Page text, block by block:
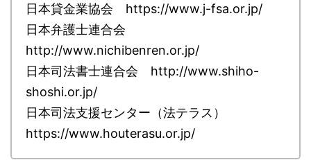
日本貸金業協会 https://www.j-fsa.or.jp/
日本弁護士連合会
http://www.nichibenren.or.jp/
日本司法書士連合会 http://www.shiho-
shoshi.or.jp/
日本司法支援センター（法テラス）
https://www.houterasu.or.jp/